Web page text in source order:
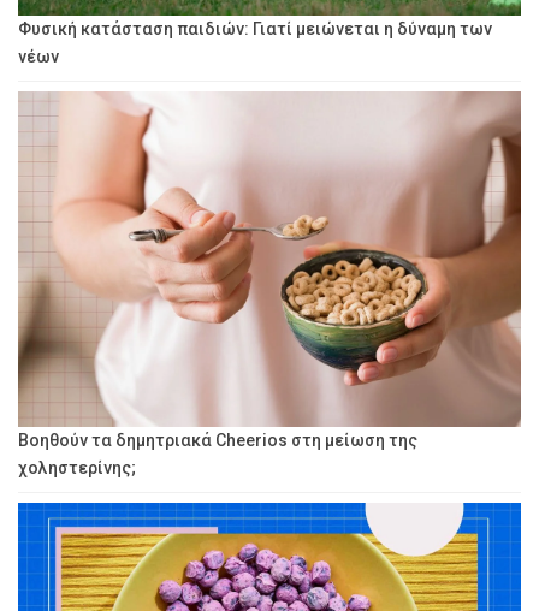
Φυσική κατάσταση παιδιών: Γιατί μειώνεται η δύναμη των
νέων
Βοηθούν τα δημητριακά Cheerios στη μείωση της
χοληστερίνης;